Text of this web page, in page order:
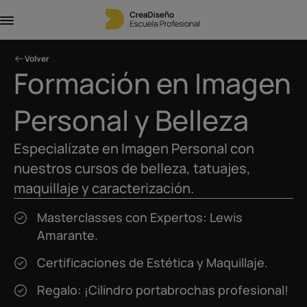
Volver
Formación en Imagen
Personal y Belleza
Especialízate en Imagen Personal con
nuestros cursos de belleza, tatuajes,
maquillaje y caracterización.
Masterclasses con Expertos: Lewis
Amarante.
Certificaciones de Estética y Maquillaje.
Regalo: ¡Cilindro portabrochas profesional!